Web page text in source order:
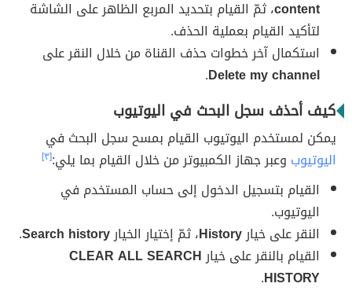
content، ثمّ القيام بتحديد المربع الظاهر على الشاشة
لتأكيد القيام بعملية الحذف.
استكمال آخر خطوات حذف القناة من خلال النقر على
Delete my channel
.
كيف أحذف سجل البحث في اليوتيوب
يمكن لمستخدم اليوتيوب القيام بمسح سجل البحث في
اليوتيوب وعبر جهاز الكمبيوتر من خلال القيام بما يلي:[٣]
القيام بتسجيل الدخول إلى حساب المستخدم في
اليوتيوب.
النقر على خيارHistory، ثمّ إختيار الخيارSearch history
.
القيام بالنقر على خيارCLEAR ALL SEARCH
HISTORY
.